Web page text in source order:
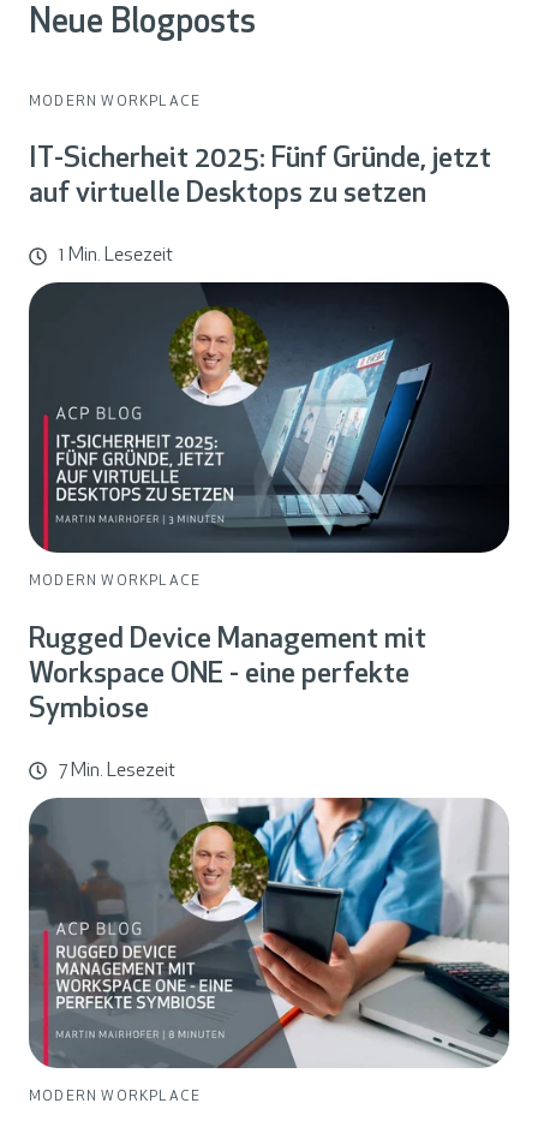
Neue Blogposts
MODERN WORKPLACE
IT-Sicherheit 2025: Fünf Gründe, jetzt
auf virtuelle Desktops zu setzen
1 Min. Lesezeit
MODERN WORKPLACE
Rugged Device Management mit
Workspace ONE - eine perfekte
Symbiose
7 Min. Lesezeit
MODERN WORKPLACE